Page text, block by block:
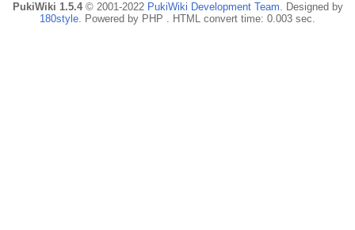
PukiWiki 1.5.4© 2001-2022 PukiWiki Development Team. Designed by
180style. Powered by PHP . HTML convert time: 0.003 sec.